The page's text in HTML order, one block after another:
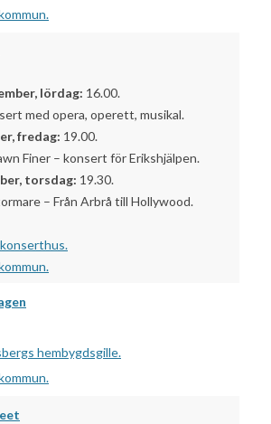
lördag: 16.00.
med opera, operett, musikal.
fredag: 19.00.
Finer – konsert för Erikshjälpen.
torsdag: 19.30.
– Från Arbrå till Hollywood.
hembygdsgille.